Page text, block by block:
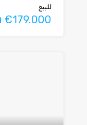
للبيع
€179.000